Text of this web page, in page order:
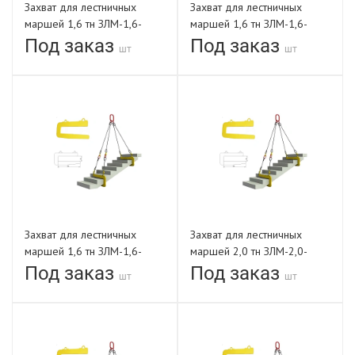
Захват для лестничных
маршей 1,6 тн ЗЛМ-1,6-
1200-В
Под заказ шт
Захват для лестничных
маршей 1,6 тн ЗЛМ-1,6-
1350-В
Под заказ шт
Захват для лестничных
маршей 1,6 тн ЗЛМ-1,6-
1500-В
Под заказ шт
Захват для лестничных
маршей 2,0 тн ЗЛМ-2,0-
820-В
Под заказ шт